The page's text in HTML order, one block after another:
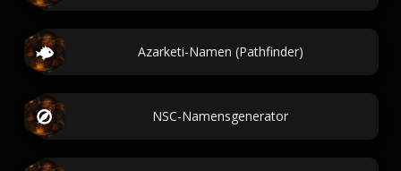
Azarketi-Namen (Pathfinder)
NSC-Namensgenerator